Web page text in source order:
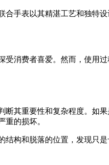
合手表以其精湛工艺和独特设
消费者喜爱。然而，使用
其重要性和复杂程度。如
重的损坏。
构和脱落的位置，发现只